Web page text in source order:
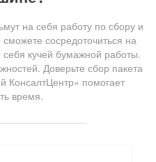
на себя работу по сбору и
сосредоточиться на
кучей бумажной работы.
Доверьте сбор пакета
помогает
время.